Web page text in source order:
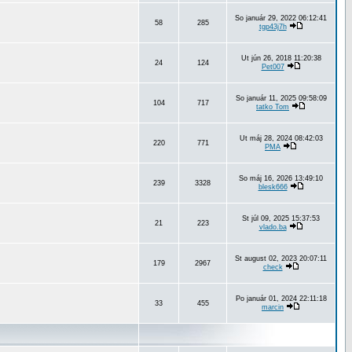
58 285
So január 29, 2022 06:12:41
tgp43j7h
24 124
Ut jún 26, 2018 11:20:38
Pet007
104 717
So január 11, 2025 09:58:09
tatko Tom
220 771
Ut máj 28, 2024 08:42:03
PMA
239 3328
So máj 16, 2026 13:49:10
blesk666
21 223
St júl 09, 2025 15:37:53
vlado.ba
179 2967
St august 02, 2023 20:07:11
check
33 455
Po január 01, 2024 22:11:18
marcin